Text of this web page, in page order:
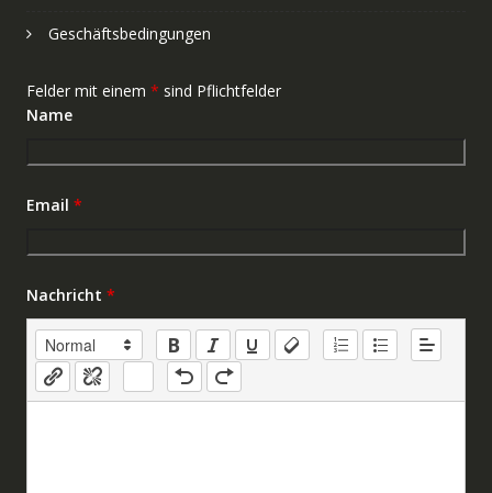
Geschäftsbedingungen
Felder mit einem * sind Pflichtfelder
Name
Email *
Nachricht *